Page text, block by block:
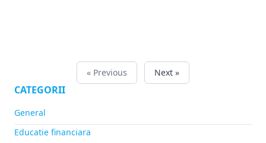
« Previous Next »
CATEGORII
General
Educatie financiara